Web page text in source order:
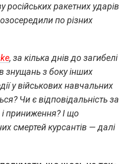
російських ракетних ударів
по різних
, за кілька днів до загибелі
знущань з боку інших
у військових навчальних
Чи є відповідальність за
і приниження? І що
смертей курсантів — далі